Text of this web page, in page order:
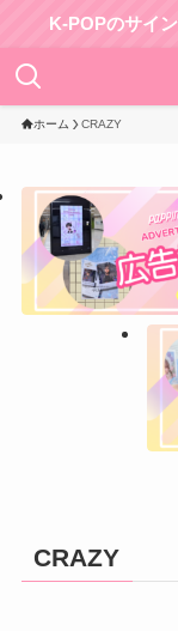
K-POPのサイン
ホーム CRAZY
CRAZY